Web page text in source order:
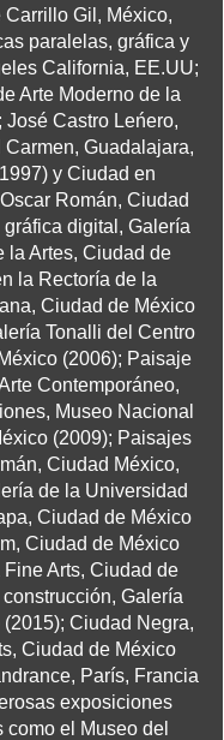
Gil, México,
paralelas, gráfica y
California, EE.UU;
Arte Moderno de la
Castro Leńero,
Guadalajara,
y Ciudad en
Román, Ciudad
digital, Galería
la Artes, Ciudad de
la Rectoría de la
Ciudad de México
Tonalli del Centro
(2006); Paisaje
Contemporáneo,
Museo Nacional
(2009); Paisajes
Ciudad México,
de la Universidad
Ciudad de México
Ciudad de México
Arts, Ciudad de
Galería
Ciudad Negra,
Ciudad de México
París, Francia
exposiciones
el Museo del